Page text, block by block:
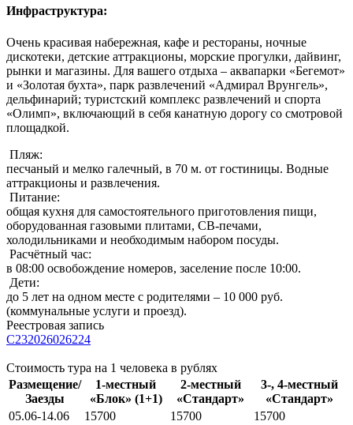
Инфраструктура:
Очень красивая набережная, кафе и рестораны, ночные
дискотеки, детские аттракционы, морские прогулки, дайвинг,
рынки и магазины. Для вашего отдыха – аквапарки «Бегемот»
и «Золотая бухта», парк развлечений «Адмирал Врунгель»,
дельфинарий; туристский комплекс развлечений и спорта
«Олимп», включающий в себя канатную дорогу со смотровой
площадкой.
Пляж:
песчаный и мелко галечный, в 70 м. от гостиницы. Водные
аттракционы и развлечения.
Питание:
общая кухня для самостоятельного приготовления пищи,
оборудованная газовыми плитами, СВ-печами,
холодильниками и необходимым набором посуды.
Расчётный час:
в 08:00 освобождение номеров, заселение после 10:00.
Дети:
до 5 лет на одном месте с родителями – 10 000 руб.
(коммунальные услуги и проезд).
Реестровая запись
С232026026224
Стоимость тура на 1 человека в рублях
Размещение/
Заезды
1-местный
«Блок» (1+1)
2-местный
«Стандарт»
3-, 4-местный
«Стандарт»
05.06-14.06
15700 15700
15700